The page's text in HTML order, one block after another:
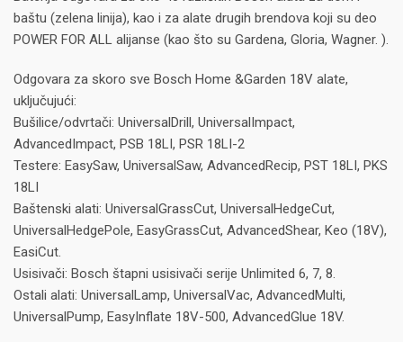
baštu (zelena linija), kao i za alate drugih brendova koji su deo
POWER FOR ALL alijanse (kao što su Gardena, Gloria, Wagner. ).
Odgovara za skoro sve Bosch Home &Garden 18V alate,
uključujući:
Bušilice/odvrtači: UniversalDrill, UniversalImpact,
AdvancedImpact, PSB 18LI, PSR 18LI-2
Testere: EasySaw, UniversalSaw, AdvancedRecip, PST 18LI, PKS
18LI
Baštenski alati: UniversalGrassCut, UniversalHedgeCut,
UniversalHedgePole, EasyGrassCut, AdvancedShear, Keo (18V),
EasiCut.
Usisivači: Bosch štapni usisivači serije Unlimited 6, 7, 8.
Ostali alati: UniversalLamp, UniversalVac, AdvancedMulti,
UniversalPump, EasyInflate 18V-500, AdvancedGlue 18V.